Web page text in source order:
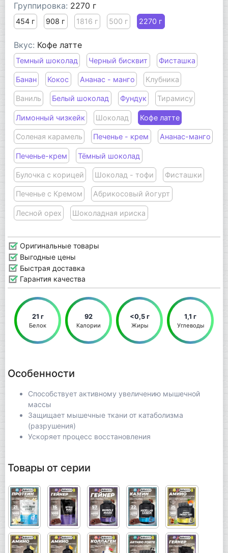
Группировка: 2270 г
454 г 908 г 1816 г 500 г 2270 г
Вкус: Кофе латте
Темный шоколад Черный бисквит Фисташка
Банан Кокос Ананас - манго Клубника
Ваниль Белый шоколад Фундук Тирамису
Лимонный чизкейк Шоколад Кофе латте
Соленая карамель Печенье - крем Ананас-манго
Печенье-крем Тёмный шоколад
Булочка с корицей Шоколад - тофи Фисташки
Печенье с Кремом Абрикосовый йогурт
Лесной орех Шоколадная ириска
Оригинальные товары
Выгодные цены
Быстрая доставка
Гарантия качества
21 г
Белок
92
Калории
<0,5 г
Жиры
1,1 г
Углеводы
Особенности
Способствует активному увеличению мышечной
массы
Защищает мышечные ткани от катаболизма
(разрушения)
Ускоряет процесс восстановления
Товары от серии